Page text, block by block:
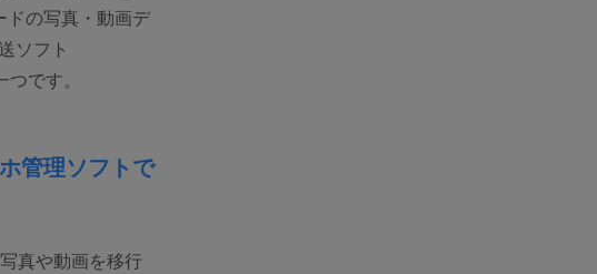
の写真・動画デ
ソフト
です。
管理ソフトで
真や動画を移行